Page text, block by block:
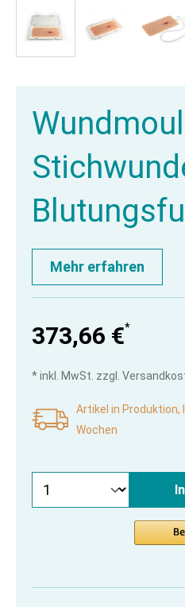
Mehr erfahren
373,66 €*
* inkl. MwSt. zzgl.
Artikel in Produktion,
Wochen